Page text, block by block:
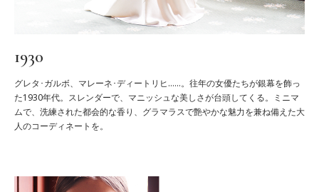
1930
グレタ･ガルボ、マレーネ･ディートリヒ……。往年の女優たちが銀幕を飾っ
た1930年代。スレンダーで、マニッシュな美しさが台頭してくる。ミニマ
ムで、洗練された都会的な香り、グラマラスで艶やかな魅力を兼ね備えた大
人のコーディネートを。